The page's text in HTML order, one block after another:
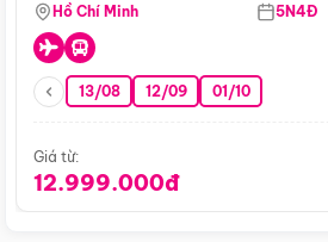
Hồ Chí Minh 5N4Đ
13/08 12/09 01/10
Giá từ:
12.999.000đ